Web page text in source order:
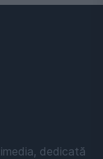
dedicată